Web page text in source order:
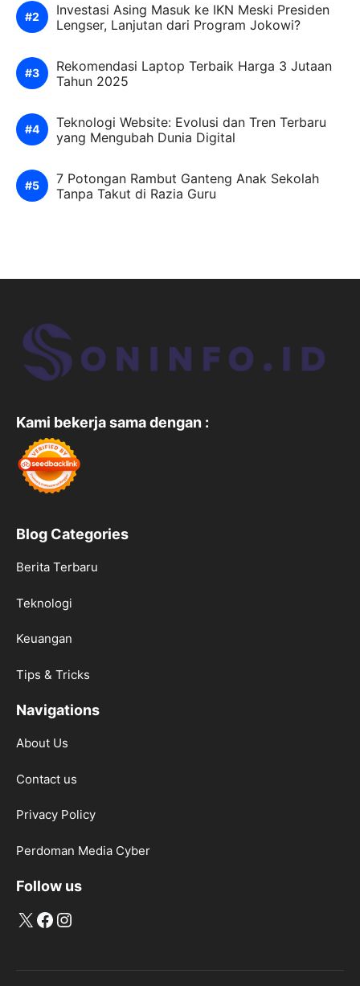
Investasi Asing Masuk ke IKN Meski Presiden
Lengser, Lanjutan dari Program Jokowi?
Rekomendasi Laptop Terbaik Harga 3 Jutaan
Tahun 2025
Teknologi Website: Evolusi dan Tren Terbaru
yang Mengubah Dunia Digital
7 Potongan Rambut Ganteng Anak Sekolah
Tanpa Takut di Razia Guru
Kami bekerja sama dengan :
Blog Categories
Berita Terbaru
Teknologi
Keuangan
Tips & Tricks
Navigations
About Us
Contact us
Privacy Policy
Perdoman Media Cyber
Follow us
X Facebook
Instagram